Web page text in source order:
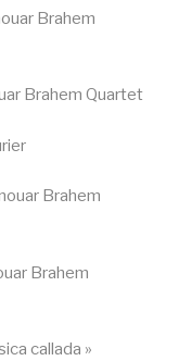
Brahem
Brahem Quartet
Brahem
Brahem
callada »